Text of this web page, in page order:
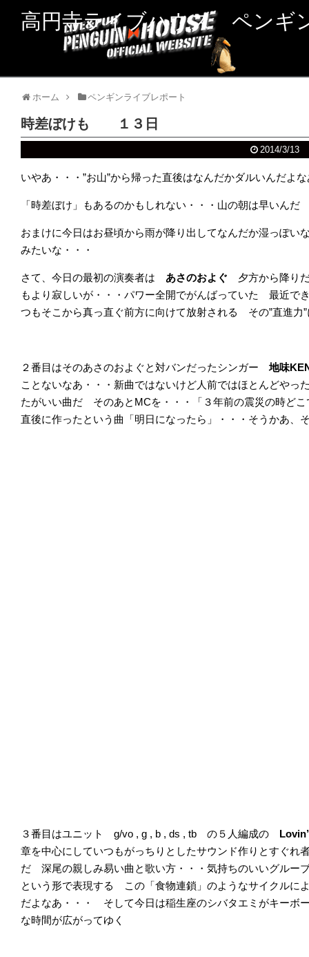
高円寺ライブハウス ペンギ
ホーム ペンギンライブレポート
時差ぼけも １３日
2014/3/13
いやあ・・・”お山”から帰った直後はなんだかダルいんだよ
「時差ぼけ」もあるのかもしれない・・・山の朝は早いんだ
おまけに今日はお昼頃から雨が降り出してなんだか湿っぽい
みたいな・・・
さて、今日の最初の演奏者は あさのおよぐ 夕方から降り
もより寂しいが・・・パワー全開でがんばっていた 最近で
つもそこから真っ直ぐ前方に向けて放射される その”直進力
２番目はそのあさのおよぐと対バンだったシンガー地味
ことないなあ・・・新曲ではないけど人前ではほとんどや
たがいい曲だ そのあとMCを・・・「３年前の震災の時ど
直後に作ったという曲「明日になったら」・・・そうかあ、
３番目はユニット g/vo , g , b , ds , tb の５人編成の
章を中心にしていつもがっちりとしたサウンド作りとすぐれ
だ 深尾の親しみ易い曲と歌い方・・・気持ちのいいグルー
という形で表現する この「食物連鎖」のようなサイクルに
だよなあ・・・ そして今日は稲生座のシバタエミがキーボ
な時間が広がってゆく